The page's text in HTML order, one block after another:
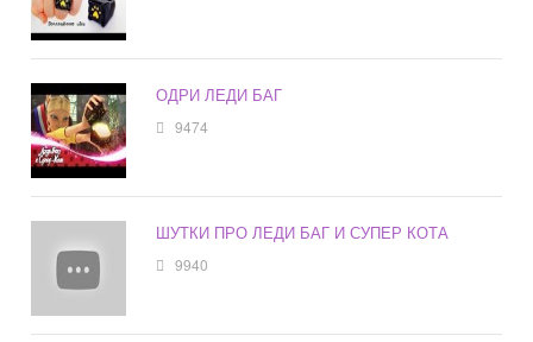
ОДРИ ЛЕДИ БАГ
9474
ШУТКИ ПРО ЛЕДИ БАГ И СУПЕР КОТА
9940